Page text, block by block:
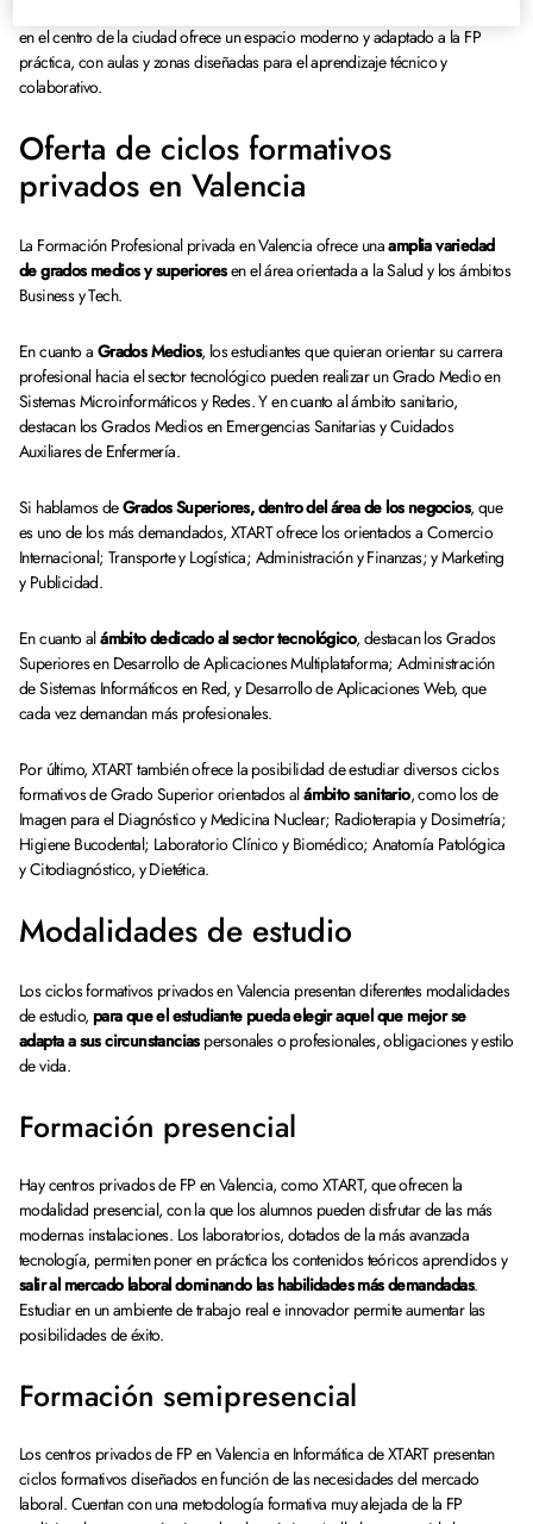
en el centro de la ciudad ofrece un espacio moderno y adaptado a la FP
práctica, con aulas y zonas diseñadas para el aprendizaje técnico y
colaborativo.
Oferta de ciclos formativos
privados en Valencia
La Formación Profesional privada en Valencia ofrece unaamplia variedad
de grados medios y superioresen el área orientada a la Salud y los ámbitos
Business y Tech.
En cuanto a Grados Medios, los estudiantes que quieran orientar su carrera
profesional hacia el sector tecnológico pueden realizar un Grado Medio en
Sistemas Microinformáticos y Redes. Y en cuanto al ámbito sanitario,
destacan los Grados Medios en Emergencias Sanitarias y Cuidados
Auxiliares de Enfermería.
Si hablamos deGrados Superiores, dentro del área de los negocios, que
es uno de los más demandados, XTART ofrece los orientados a Comercio
Internacional; Transporte y Logística; Administración y Finanzas; y Marketing
y Publicidad.
En cuanto alámbito dedicado al sector tecnológico, destacan los Grados
Superiores en Desarrollo de Aplicaciones Multiplataforma; Administración
de Sistemas Informáticos en Red, y Desarrollo de Aplicaciones Web, que
cada vez demandan más profesionales.
Por último, XTART también ofrece la posibilidad de estudiar diversos ciclos
formativos de Grado Superior orientados alámbito sanitario, como los de
Imagen para el Diagnóstico y Medicina Nuclear; Radioterapia y Dosimetría;
Higiene Bucodental; Laboratorio Clínico y Biomédico; Anatomía Patológica
y Citodiagnóstico, y Dietética.
Modalidades de estudio
Los ciclos formativos privados en Valencia presentan diferentes modalidades
de estudio, para que el estudiante pueda elegir aquel que mejor se
adapta a sus circunstanciaspersonales o profesionales, obligaciones y estilo
de vida.
Formación presencial
Hay centros privados de FP en Valencia, como XTART, que ofrecen la
modalidad presencial, con la que los alumnos pueden disfrutar de las más
modernas instalaciones. Los laboratorios, dotados de la más avanzada
tecnología, permiten poner en práctica los contenidos teóricos aprendidos y
salir al mercado laboral dominando las habilidades más demandadas.
Estudiar en un ambiente de trabajo real e innovador permite aumentar las
posibilidades de éxito.
Formación semipresencial
Los centros privados de FP en Valencia en Informática de XTART presentan
ciclos formativos diseñados en función de las necesidades del mercado
laboral. Cuentan con una metodología formativa muy alejada de la FP